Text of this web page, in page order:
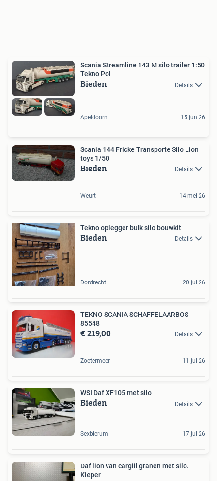
Scania Streamline 143 M silo trailer 1:50
Tekno Pol
Bieden Details
Apeldoorn 15 jun 26
Scania 144 Fricke Transporte Silo Lion
toys 1/50
Bieden Details
Weurt 14 mei 26
Tekno oplegger bulk silo bouwkit
Bieden Details
Dordrecht 20 jul 26
TEKNO SCANIA SCHAFFELAARBOS
85548
€ 219,00 Details
Zoetermeer 11 jul 26
WSI Daf XF105 met silo
Bieden Details
Sexbierum 17 jul 26
Daf lion van cargiil granen met silo.
Kieper